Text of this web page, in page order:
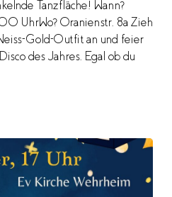
Tanzfläche! Wann?
UhrWo? Oranienstr. 8a Zieh
Gold-Outfit an und feier
des Jahres. Egal ob du